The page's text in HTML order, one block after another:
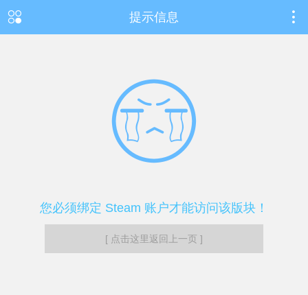
提示信息
您必须绑定 Steam 账户才能访问该版块！
[ 点击这里返回上一页 ]